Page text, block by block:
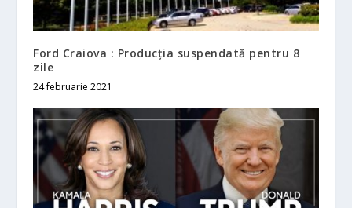
Ford Craiova : Producţia suspendată pentru 8
zile
24 februarie 2021